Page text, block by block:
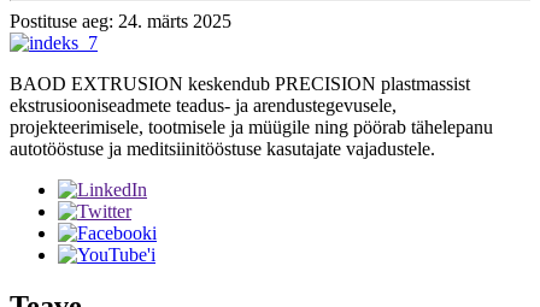
Postituse aeg: 24. märts 2025
BAOD EXTRUSION keskendub PRECISION plastmassist
ekstrusiooniseadmete teadus- ja arendustegevusele,
projekteerimisele, tootmisele ja müügile ning pöörab tähelepanu
autotööstuse ja meditsiinitööstuse kasutajate vajadustele.